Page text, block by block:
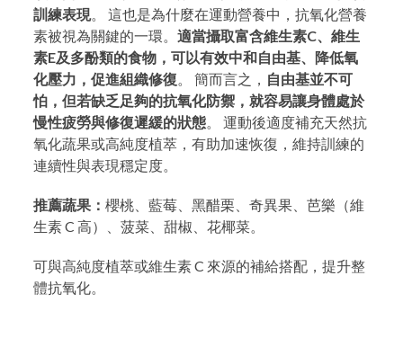
訓練表現 。 這也是為什麼在運動營養中，抗氧化營養
素被視為關鍵的一環。 適當攝取富含維生素C、維生
素E及多酚類的食物，可以有效中和自由基、降低氧
化壓力，促進組織修復 。 簡而言之，
自由基並不可
怕，但若缺乏足夠的抗氧化防禦，就容易讓身體處於
慢性疲勞與修復遲緩的狀態 。 運動後適度補充天然抗
氧化蔬果或高純度植萃，有助加速恢復，維持訓練的
連續性與表現穩定度。
推薦蔬果： 櫻桃、藍莓、黑醋栗、奇異果、芭樂（維
生素 C 高）、菠菜、甜椒、花椰菜。
可與高純度植萃或維生素 C 來源的補給搭配，提升整
體抗氧化。